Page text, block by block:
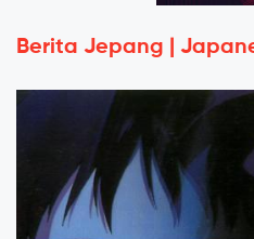
Berita Jepang |